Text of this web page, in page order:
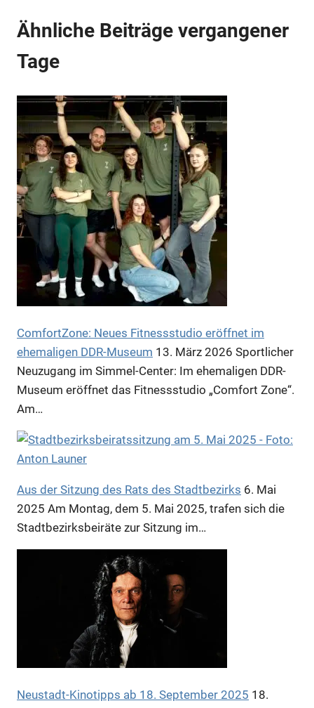
Anzeige
Ähnliche Beiträge vergangener
Tage
ComfortZone: Neues Fitnessstudio eröffnet im
ehemaligen DDR-Museum 13. März 2026 Sportlicher
Neuzugang im Simmel-Center: Im ehemaligen DDR-
Museum eröffnet das Fitnessstudio „Comfort Zone“.
Am…
Aus der Sitzung des Rats des Stadtbezirks 6. Mai
2025 Am Montag, dem 5. Mai 2025, trafen sich die
Stadtbezirksbeiräte zur Sitzung im…
Neustadt-Kinotipps ab 18. September 2025 18.